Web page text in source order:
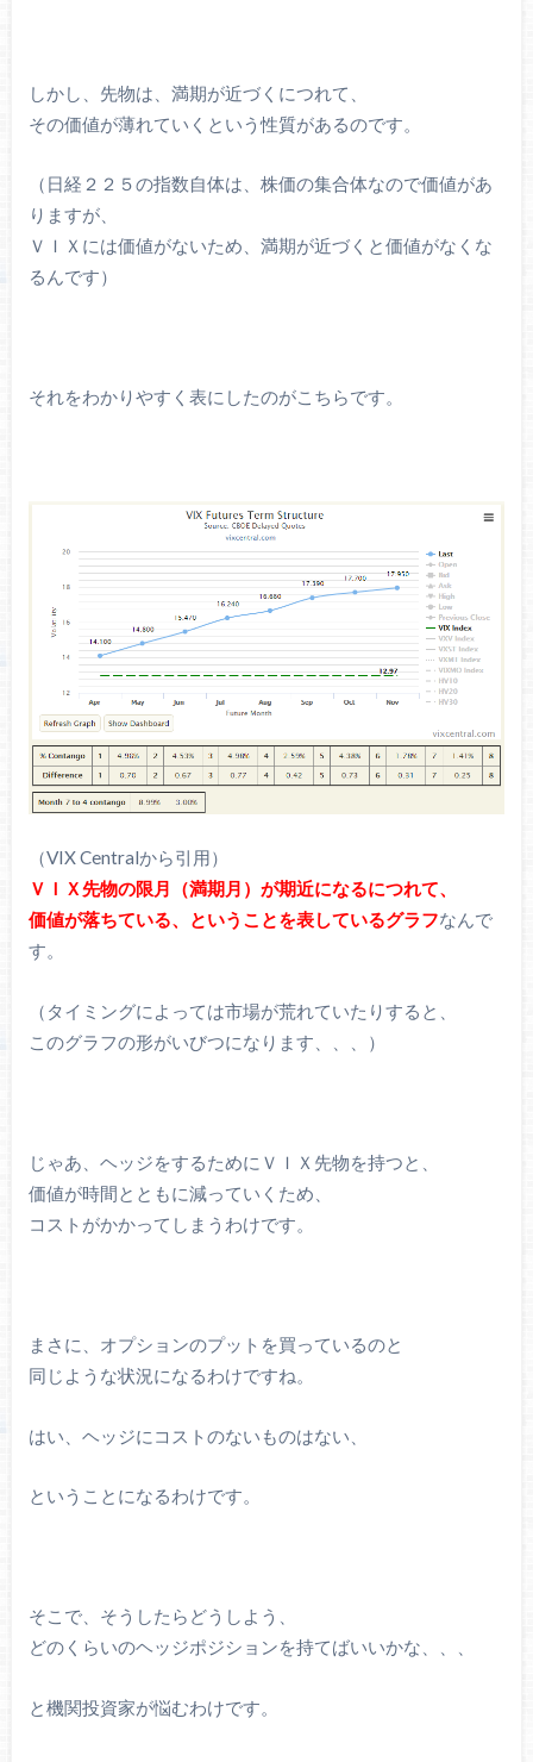
しかし、先物は、満期が近づくにつれて、
その価値が薄れていくという性質があるのです。
（日経２２５の指数自体は、株価の集合体なので価値があ
りますが、
ＶＩＸには価値がないため、満期が近づくと価値がなくな
るんです）
それをわかりやすく表にしたのがこちらです。
（VIX Centralから引用）
ＶＩＸ先物の限月（満期月）が期近になるにつれて、
価値が落ちている、ということを表しているグラフなんで
す。
（タイミングによっては市場が荒れていたりすると、
このグラフの形がいびつになります、、、）
じゃあ、ヘッジをするためにＶＩＸ先物を持つと、
価値が時間とともに減っていくため、
コストがかかってしまうわけです。
まさに、オプションのプットを買っているのと
同じような状況になるわけですね。
はい、ヘッジにコストのないものはない、
ということになるわけです。
そこで、そうしたらどうしよう、
どのくらいのヘッジポジションを持てばいいかな、、、
と機関投資家が悩むわけです。